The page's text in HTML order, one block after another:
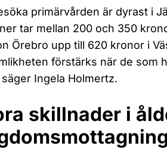
primärvården är dyrast i
tar mellan 200 och 350
Örebro upp till 620 kronor i
förstärks när de som
Ingela Holmertz.
skillnader i